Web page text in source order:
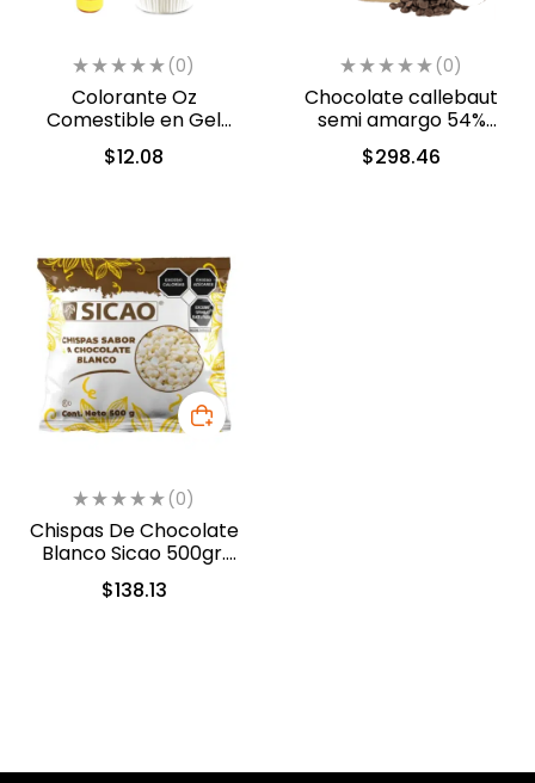
(0)
Colorante Oz
Comestible en Gel
Amarillo Limon 10ml
(553)
$12.08
(0)
Chocolate callebaut
semi amargo 54%
cacao (40-803)
$298.46
(0)
Chispas De Chocolate
Blanco Sicao 500gr.
(1922-A99)
$138.13